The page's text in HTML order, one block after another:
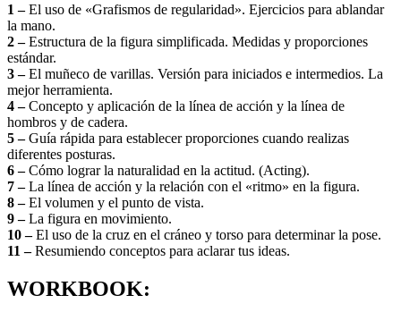
1 –El uso de «Grafismos de regularidad». Ejercicios para ablandar
la mano.
2 –Estructura de la figura simplificada. Medidas y proporciones
estándar.
3 –El muñeco de varillas. Versión para iniciados e intermedios. La
mejor herramienta.
4 –Concepto y aplicación de la línea de acción y la línea de
hombros y de cadera.
5 –Guía rápida para establecer proporciones cuando realizas
diferentes posturas.
6 –Cómo lograr la naturalidad en la actitud. (Acting).
7 –La línea de acción y la relación con el «ritmo» en la figura.
8 –El volumen y el punto de vista.
9 –La figura en movimiento.
10 –El uso de la cruz en el cráneo y torso para determinar la pose.
11 –Resumiendo conceptos para aclarar tus ideas.
WORKBOOK: